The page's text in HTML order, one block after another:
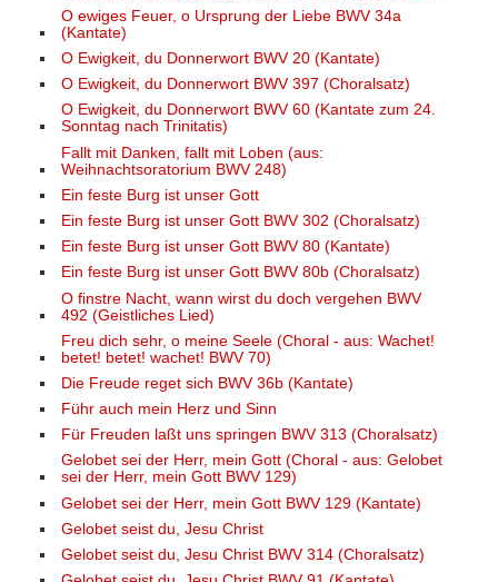
O ewiges Feuer, o Ursprung der Liebe BWV 34a
(Kantate)
O Ewigkeit, du Donnerwort BWV 20 (Kantate)
O Ewigkeit, du Donnerwort BWV 397 (Choralsatz)
O Ewigkeit, du Donnerwort BWV 60 (Kantate zum 24.
Sonntag nach Trinitatis)
Fallt mit Danken, fallt mit Loben (aus:
Weihnachtsoratorium BWV 248)
Ein feste Burg ist unser Gott
Ein feste Burg ist unser Gott BWV 302 (Choralsatz)
Ein feste Burg ist unser Gott BWV 80 (Kantate)
Ein feste Burg ist unser Gott BWV 80b (Choralsatz)
O finstre Nacht, wann wirst du doch vergehen BWV
492 (Geistliches Lied)
Freu dich sehr, o meine Seele (Choral - aus: Wachet!
betet! betet! wachet! BWV 70)
Die Freude reget sich BWV 36b (Kantate)
Führ auch mein Herz und Sinn
Für Freuden laßt uns springen BWV 313 (Choralsatz)
Gelobet sei der Herr, mein Gott (Choral - aus: Gelobet
sei der Herr, mein Gott BWV 129)
Gelobet sei der Herr, mein Gott BWV 129 (Kantate)
Gelobet seist du, Jesu Christ
Gelobet seist du, Jesu Christ BWV 314 (Choralsatz)